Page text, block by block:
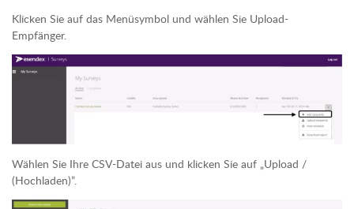
Klicken Sie auf das Menüsymbol und wählen Sie Upload-
Empfänger.
Wählen Sie Ihre CSV-Datei aus und klicken Sie auf „Upload /
(Hochladen)”.